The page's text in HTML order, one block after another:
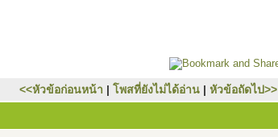
<<หัวข้อก่อนหน้า | โพสที่ยังไม่ได้อ่าน | หัวข้อถัดไป>>